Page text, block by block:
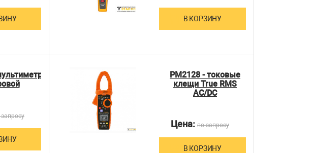
В КОРЗИНУ
PM2128 - токовые
клещи True RMS
AC/DC
Цена: по запросу
В КОРЗИНУ